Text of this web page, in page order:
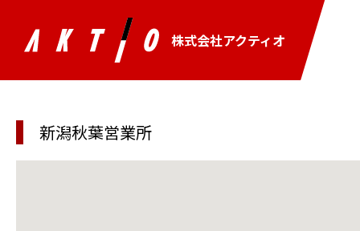
株式会社アクティオ
新潟秋葉営業所